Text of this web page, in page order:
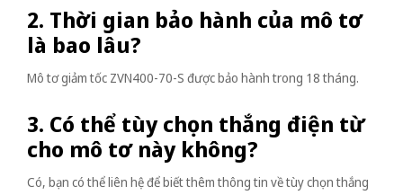
2. Thời gian bảo hành của mô tơ
là bao lâu?
Mô tơ giảm tốc ZVN400-70-S được bảo hành trong 18 tháng.
3. Có thể tùy chọn thắng điện từ
cho mô tơ này không?
Có, bạn có thể liên hệ để biết thêm thông tin về tùy chọn thắng